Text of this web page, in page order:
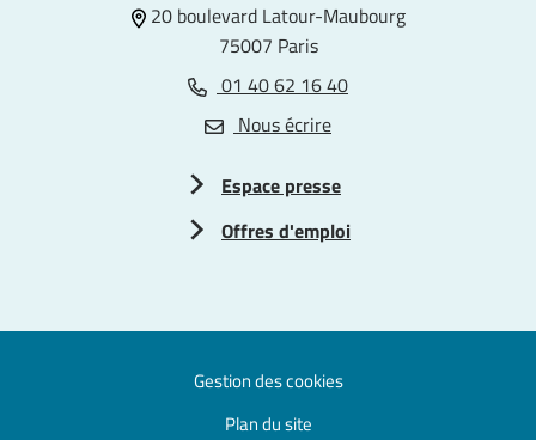
20 boulevard Latour-Maubourg
75007 Paris
01 40 62 16 40
Nous écrire
Espace presse
Offres d'emploi
Gestion des cookies
Plan du site